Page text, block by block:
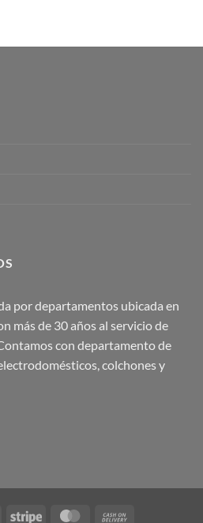
por departamentos ubicada en
más de 30 años al servicio de
con departamento de
colchones y
Stripe MasterCard